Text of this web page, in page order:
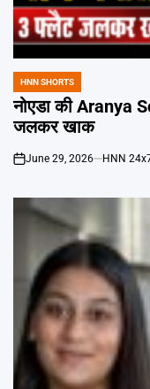
POSTED
IN
HNN SHORTS
नोएडा की Aranya
जलकर खाक
on
June 29, 2026 HNN